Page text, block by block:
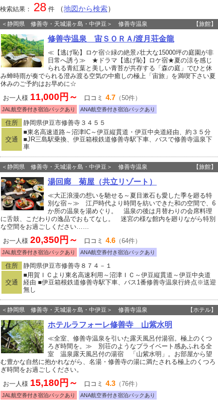
検索結果： 28 件 （地図から検索）
＜静岡県 修善寺・天城湯ヶ島・中伊豆＞ 修善寺温泉 【旅館】
修善寺温泉 宙ＳＯＲＡ/渡月荘金龍
≪【逃げ恥】ロケ宿☆緑の絶景♪壮大な15000坪の庭園が非
日常へ誘う≫ ★ドラマ【逃げ恥】ロケ宿★夏の涼を感じ
られる青紅葉と美しい青苔が共存する「森の庭」でひと休
み蝉時雨が奏でられる澄み渡る空気の中癒しの極上「宙旅」を満喫下さい夏
休みのご予約はお早めに☆
お一人様 11,000円～ 口コミ 4.7 （50件）
JAL航空券付き宿泊パックあり ANA航空券付き宿泊パックあり
住所 静岡県伊豆市修善寺３４５５
交通
■東名高速道路～沼津IC～伊豆縦貫道・伊豆中央道経由、約３５分
■JR三島駅乗換、伊豆箱根鉄道修善寺駅下車、バスで修善寺温泉下
車
＜静岡県 修善寺・天城湯ヶ島・中伊豆＞ 修善寺温泉 【旅館】
湯回廊 菊屋（共立リゾート）
≪大正浪漫の想いを馳せる～夏目漱石も愛した季を廻る特
別な宿～≫ 江戸時代より時間を紡いできた和の空間で、6
か所の温泉を湯めぐり。 温泉の後は月替わりの会席料理
に舌鼓、こだわりの逸品でおもてなし。 迷宮の様な館内を廻りながら特別
な空間をお過ごしください……
お一人様 20,350円～ 口コミ 4.6 （64件）
JAL航空券付き宿泊パックあり ANA航空券付き宿泊パックあり
住所 静岡県伊豆市修善寺８７４－１
交通
■用賀ＩＣより東名高速利用～沼津ＩＣ～伊豆縦貫道～伊豆中央道
経由 ■伊豆箱根鉄道修善寺駅下車、バス1番修善寺温泉行終点※送迎
無し
＜静岡県 修善寺・天城湯ヶ島・中伊豆＞ 修善寺温泉 【ホテル】
ホテルラフォーレ修善寺 山紫水明
≪全室、修善寺温泉を引いた露天風呂付湯宿。極上のくつ
ろぎ時間を。≫ 別荘のようなプライベート感あふれる全
室 温泉露天風呂付の湯宿 「山紫水明」。お部屋から望
む豊かな自然に抱かれながら、名湯・修善寺の湯に満たされる極上のくつろ
ぎ時間をお過ごしください。
お一人様 15,180円～ 口コミ 4.3 （76件）
JAL航空券付き宿泊パックあり ANA航空券付き宿泊パックあり